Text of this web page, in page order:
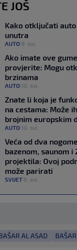
JOŠ
Kako otključati
unutra
AUTO 9. svi.
Ako imate ove
provjerite: Mogu
brzinama
AUTO 10. svi.
Znate li koja je
na cestama: Može
brojnim europskim
AUTO 10. svi.
Veća od dva
bazenom, saunom
projektila: Ovoj
može parirati
SVIJET 6. svi.
AL ASAD